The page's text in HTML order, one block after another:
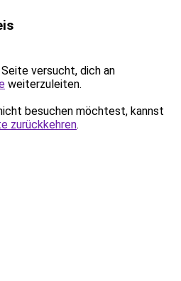
versucht, dich an
weiterzuleiten.
besuchen möchtest, kannst
zurückkehren.